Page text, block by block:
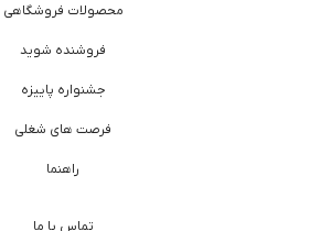
محصولات فروشگاهی
فروشنده شوید
جشنواره پاییزه
فرصت های شغلی
راهنما
تماس با ما